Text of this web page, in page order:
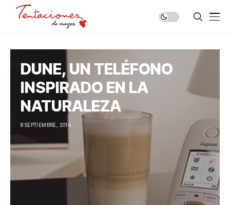
DUNE, UN TELÉFONO
INSPIRADO EN LA
NATURALEZA
8 SEPTIEMBRE, 2014